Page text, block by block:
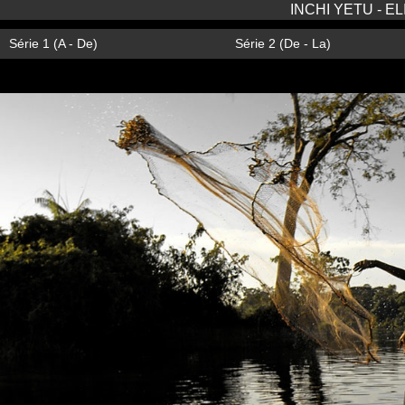
INCHI YETU -
Série 1 (A - De) Série 2 (De - La)